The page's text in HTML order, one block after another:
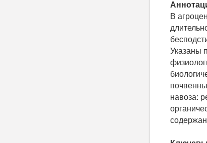
В
Указаны
навоза: